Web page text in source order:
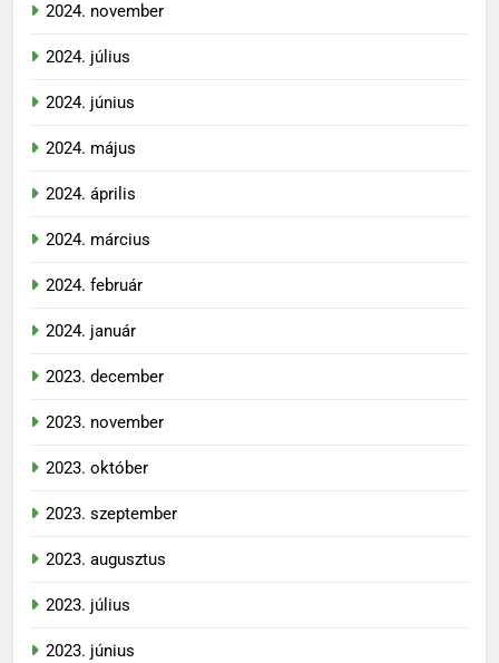
2024. november
2024. július
2024. június
2024. május
2024. április
2024. március
2024. február
2024. január
2023. december
2023. november
2023. október
2023. szeptember
2023. augusztus
2023. július
2023. június